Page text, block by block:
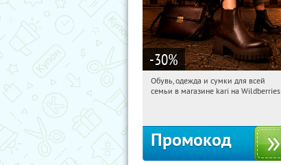
-30%
19:01:31 Получили:
Обувь, одежда и сумки для всей
семьи в магазине kari на Wildberries
Промокод